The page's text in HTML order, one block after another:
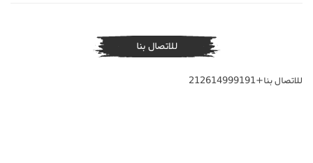
للاتصال بنا
للاتصال بنا+212614999191